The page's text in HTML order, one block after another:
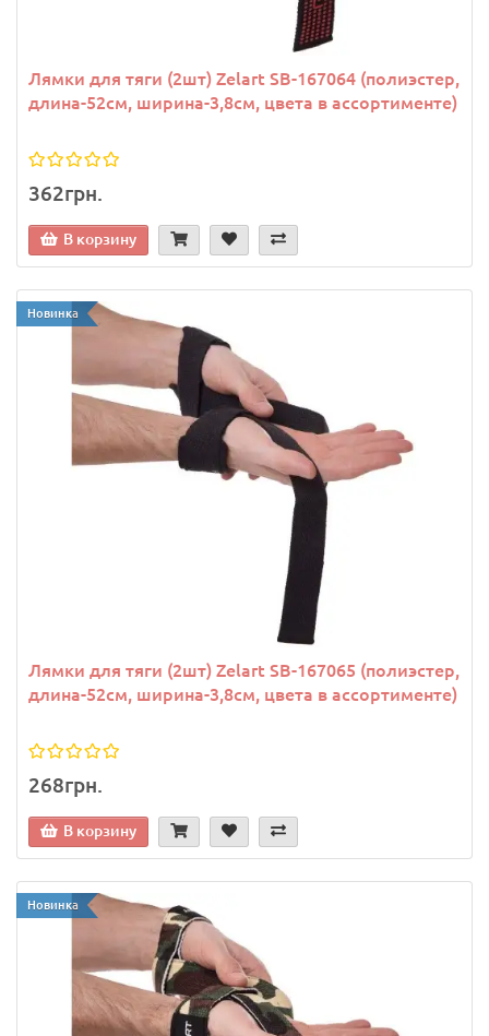
Лямки для тяги (2шт) Zelart SB-167064 (полиэстер,
длина-52см, ширина-3,8см, цвета в ассортименте)
362грн.
В корзину
Новинка
Лямки для тяги (2шт) Zelart SB-167065 (полиэстер,
длина-52см, ширина-3,8см, цвета в ассортименте)
268грн.
В корзину
Новинка